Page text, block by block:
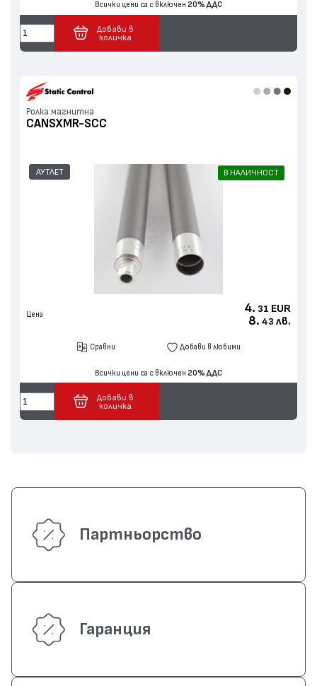
Всички цени са с включен 20% ДДС
Добави в
количка
Ролка магнитна
CANSXMR-SCC
АУТЛЕТ В НАЛИЧНОСТ
Цена 4. 31 EUR
8. 43 лв.
Сравни Добави в любими
Всички цени са с включен 20% ДДС
Добави в
количка
Партньорство
Гаранция